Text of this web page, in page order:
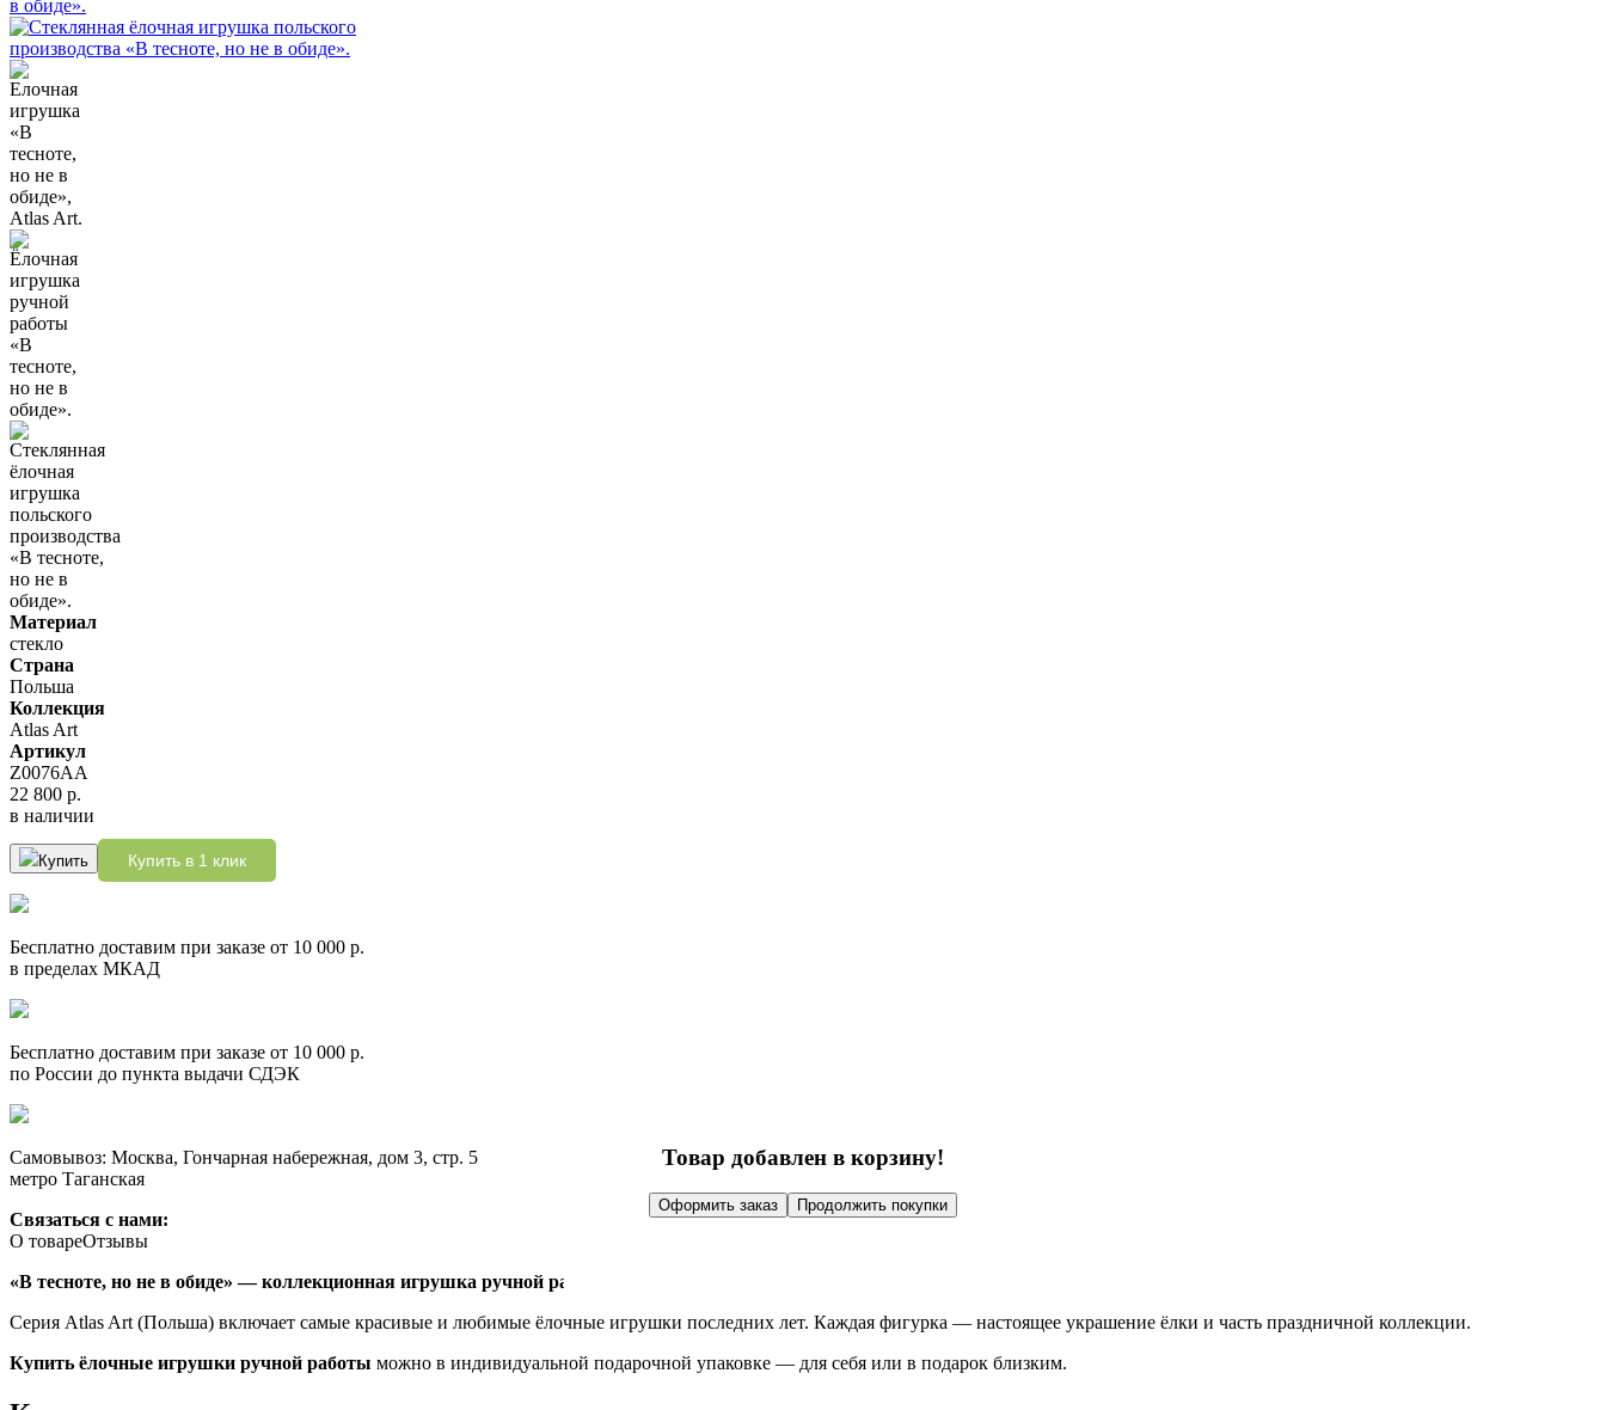
Материал
стекло
Страна
Польша
Коллекция
Atlas Art
Артикул
Z0076АА
22 800 р.
в наличии
Купить Купить в 1 клик
Бесплатно доставим при заказе от 10 000 р.
в пределах МКАД
Бесплатно доставим при заказе от 10 000 р.
по России до пункта выдачи СДЭК
Самовывоз: Москва, Гончарная набережная, дом 3, стр. 5
метро Таганская
Связаться с нами:
О товареОтзывы
«В тесноте, но не в обиде» — коллекционная игрушка ручной работы Atlas Art с тонкой ручной росписью.
Серия Atlas Art (Польша) включает самые красивые и любимые ёлочные игрушки последних лет. Каждая фигурка — настоящее украшение ёлки и часть праздничной коллекции.
Купить ёлочные игрушки ручной работы можно в индивидуальной подарочной упаковке — для себя или в подарок близким.
Товар добавлен в корзину!
Оформить заказ Продолжить покупки